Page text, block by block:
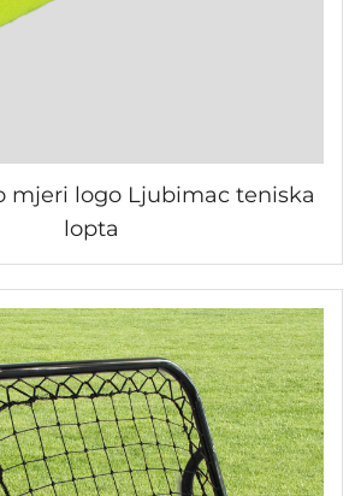
mjeri logo Ljubimac teniska
lopta